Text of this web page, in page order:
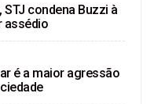
condena Buzzi à
assédio
é a maior agressão